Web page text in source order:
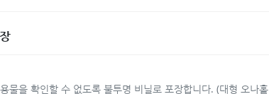
물을 확인할 수 없도록 불투명 비닐로 포장합니다. (대형 오나홀